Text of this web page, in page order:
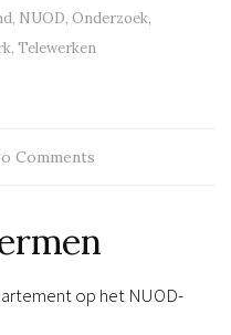
, NUOD, Onderzoek,
, Telewerken
Comments
op het NUOD-